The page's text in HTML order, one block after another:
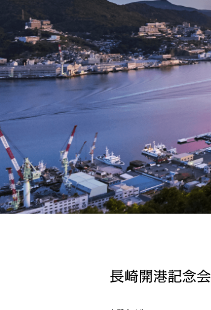
長崎開港記念会